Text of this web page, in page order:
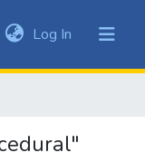
Log In (current)